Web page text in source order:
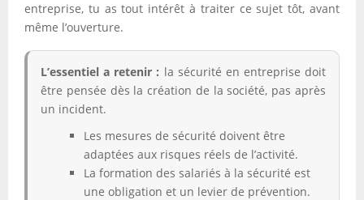
entreprise, tu as tout intérêt à traiter ce sujet tôt, avant
même l’ouverture.
L’essentiel a retenir : la sécurité en entreprise doit
être pensée dès la création de la société, pas après
un incident.
Les mesures de sécurité doivent être
adaptées aux risques réels de l’activité.
La formation des salariés à la sécurité est
une obligation et un levier de prévention.